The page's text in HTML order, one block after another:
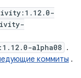
alpha08 .
коммиты .